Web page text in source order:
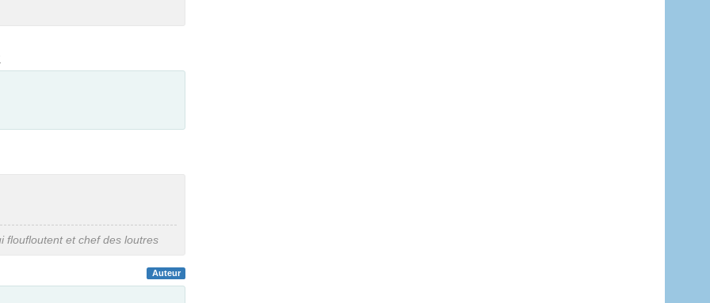
floufloutent et chef des loutres
Auteur